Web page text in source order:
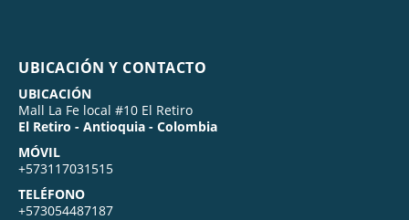
UBICACIÓN Y CONTACTO
UBICACIÓN
Mall La Fe local #10 El Retiro
El Retiro - Antioquia - Colombia
MÓVIL
+573117031515
TELÉFONO
+573054487187